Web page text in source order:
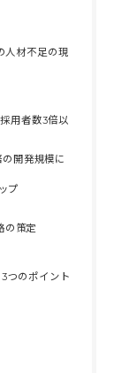
人材不足の現
用者数3倍以
開発規模に
プ
の策定
つのポイント